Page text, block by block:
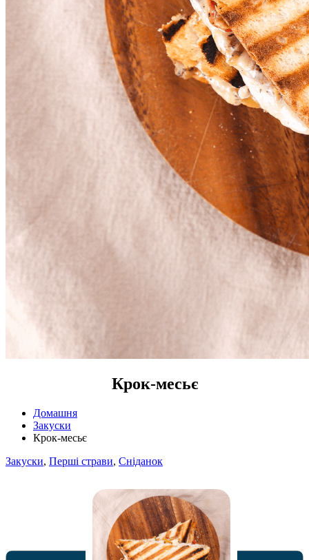
Крок-месьє
Домашня
Закуски
Крок-месьє
Закуски, Перші страви, Сніданок